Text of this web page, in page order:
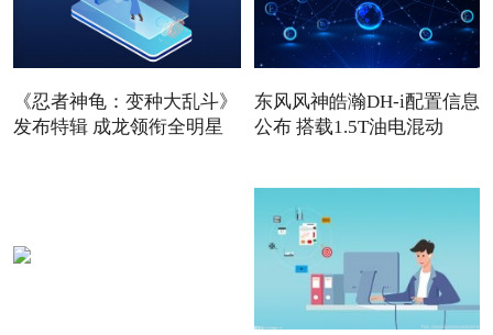
《忍者神龟：变种大乱斗》
发布特辑 成龙领衔全明星
东风风神皓瀚DH-i配置信息
公布 搭载1.5T油电混动